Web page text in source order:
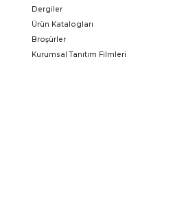
Dergiler
Ürün Katalogları
Broşürler
Kurumsal Tanıtım Filmleri